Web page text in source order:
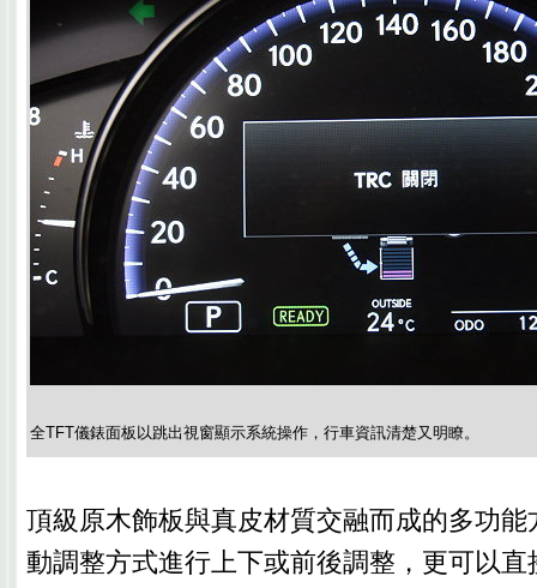
全TFT儀錶面板以跳出視窗顯示系統操作，行車資訊清楚又明瞭。
頂級原木飾板與真皮材質交融而成的多功
動調整方式進行上下或前後調整，更可以